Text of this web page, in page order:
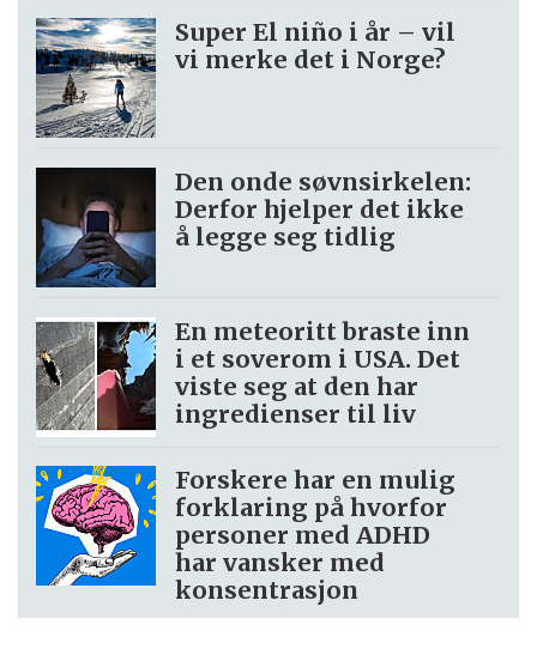
Super El niño i år – vil
vi merke det i Norge?
Den onde søvnsirkelen:
Derfor hjelper det ikke
å legge seg tidlig
En meteoritt braste inn
i et soverom i USA. Det
viste seg at den har
ingredienser til liv
Forskere har en mulig
forklaring på hvorfor
personer med ADHD
har vansker med
konsentrasjon